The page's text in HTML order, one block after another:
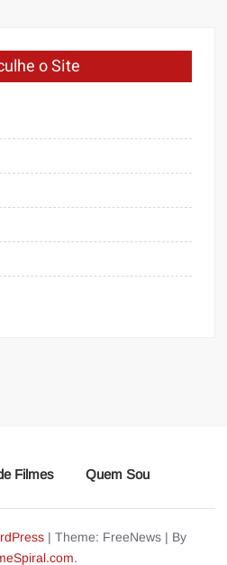
o Site
Filmes Quem Sou
| Theme: FreeNews | By
.